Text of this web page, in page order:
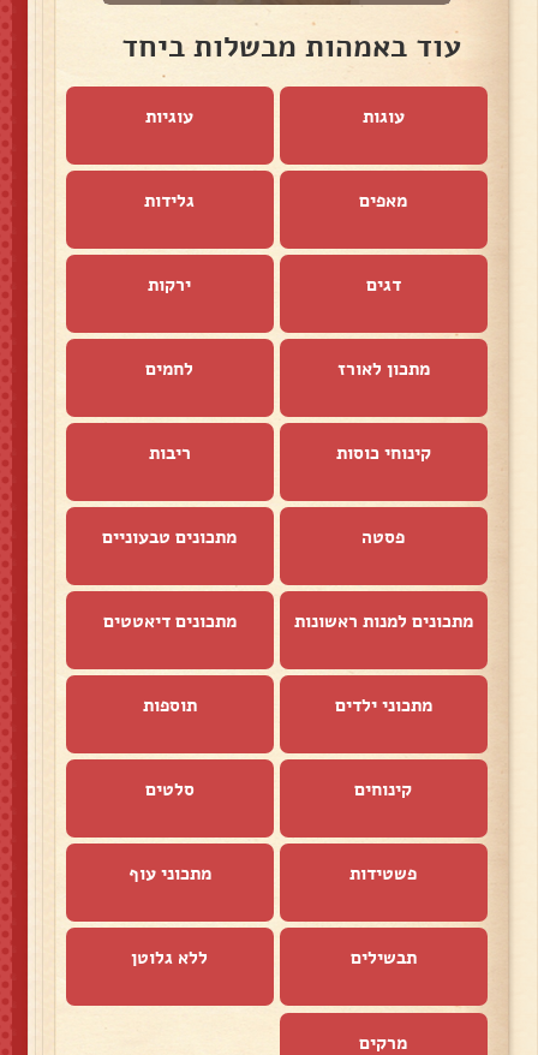
עוד באמהות מבשלות ביחד
עוגות עוגיות
מאפים גלידות
דגים ירקות
מתכון לאורז לחמים
קינוחי כוסות ריבות
פסטה מתכונים טבעוניים
מתכונים למנות ראשונות מתכונים דיאטטים
מתכוני ילדים תוספות
קינוחים סלטים
פשטידות מתכוני עוף
תבשילים ללא גלוטן
מרקים